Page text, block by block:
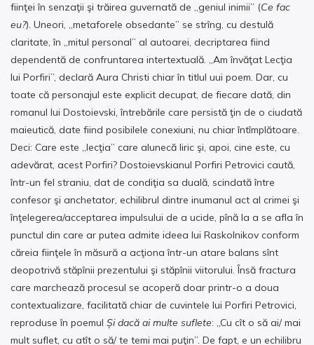
fiinţei în senzaţii şi trăirea guvernată de „geniul inimii” (Ce fac
eu?). Uneori, „metaforele obsedante” se strîng, cu destulă
claritate, în „mitul personal” al autoarei, decriptarea fiind
dependentă de confruntarea intertextuală. „Am învăţat Lecţia
lui Porfiri”, declară Aura Christi chiar în titlul uui poem. Dar, cu
toate că personajul este explicit decupat, de fiecare dată, din
romanul lui Dostoievski, întrebările care persistă ţin de o ciudată
maieutică, date fiind posibilele conexiuni, nu chiar întîmplătoare.
Deci: Care este „lecţia” care alunecă liric şi, apoi, cine este, cu
adevărat, acest Porfiri? Dostoievskianul Porfiri Petrovici caută,
într-un fel straniu, dat de condiţia sa duală, scindată între
confesor şi anchetator, echilibrul dintre inumanul act al crimei şi
înţelegerea/acceptarea impulsului de a ucide, pînă la a se afla în
punctul din care ar putea admite ideea lui Raskolnikov conform
căreia fiinţele în măsură a acţiona într-un atare balans sînt
deopotrivă stăpînii prezentului şi stăpînii viitorului. Însă fractura
care marchează procesul se acoperă doar printr-o a doua
contextualizare, facilitată chiar de cuvintele lui Porfiri Petrovici,
reproduse în poemul Și dacă ai multe suflete: „Cu cît o să ai/ mai
mult suflet, cu atît o să/ te temi mai puţin”. De fapt, e un echilibru